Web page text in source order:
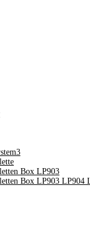
3
Box LP903
Box LP903 LP904